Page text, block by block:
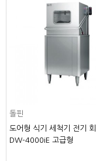
돌핀
도어형 식기 세척기 전기
DW-4000iE 고급형